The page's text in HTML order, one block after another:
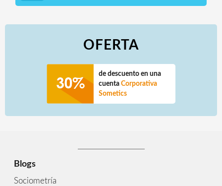
OFERTA
de descuento en una
cuenta Corporativa
Sometics
Blogs
Sociometría